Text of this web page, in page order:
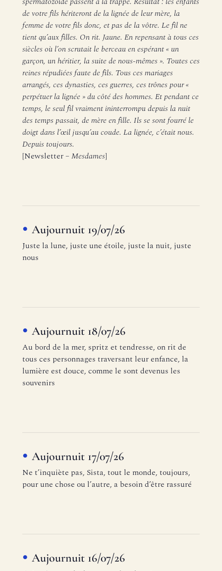
de votre fils hériteront de la lignée de leur mère, la
femme de votre fils donc, et pas de la vôtre. Le fil ne
tient qu’aux filles. On rit. Jaune. En repensant à tous ces
siècles où l’on scrutait le berceau en espérant « un
garçon, un héritier, la suite de nous-mêmes ». Toutes ces
reines répudiées faute de fils. Tous ces mariages
arrangés, ces dynasties, ces guerres, ces trônes pour «
perpétuer la lignée » du côté des hommes. Et pendant ce
temps, le seul fil vraiment ininterrompu depuis la nuit
des temps passait, de mère en fille. Ils se sont fourré le
doigt dans l’œil jusqu’au coude. La lignée, c’était nous.
Depuis toujours.
[Newsletter –Mesdames]
Aujournuit 19/07/26
Juste la lune, juste une étoile, juste la nuit, juste
nous
Aujournuit 18/07/26
Au bord de la mer, spritz et tendresse, on rit de
tous ces personnages traversant leur enfance, la
lumière est douce, comme le sont devenus les
souvenirs
Aujournuit 17/07/26
Ne t’inquiète pas, Sista, tout le monde, toujours,
pour une chose ou l’autre, a besoin d’être rassuré
Aujournuit 16/07/26